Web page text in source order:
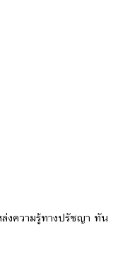
งความรู้ทางปรัชญา ทัน